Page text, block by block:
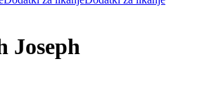
Joseph